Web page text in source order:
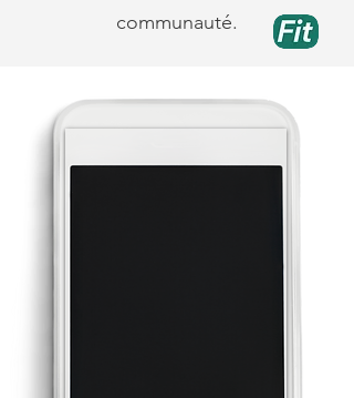
communauté.